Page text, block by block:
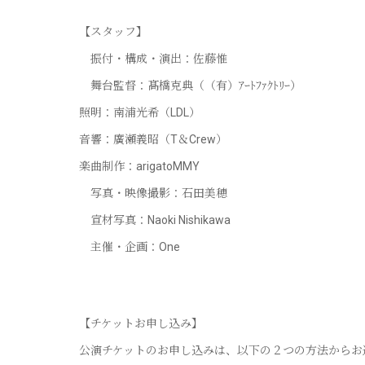
【スタッフ】
振付・構成・演出：佐藤惟
舞台監督：髙橋克典（（有）ｱｰﾄﾌｧｸﾄﾘｰ）
照明：南浦光希（LDL）
音響：廣瀬義昭（T＆Crew）
楽曲制作：arigatoMMY
写真・映像撮影：石田美穂
宣材写真：Naoki Nishikawa
主催・企画：One
【チケットお申し込み】
公演チケットのお申し込みは、以下の２つの方法からお